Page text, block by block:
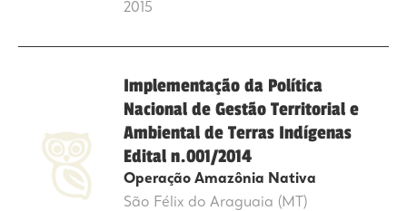
2015
Implementação da Política
Nacional de Gestão Territorial e
Ambiental de Terras Indígenas
Edital n.001/2014
Operação Amazônia Nativa
São Félix do Araguaia (MT)